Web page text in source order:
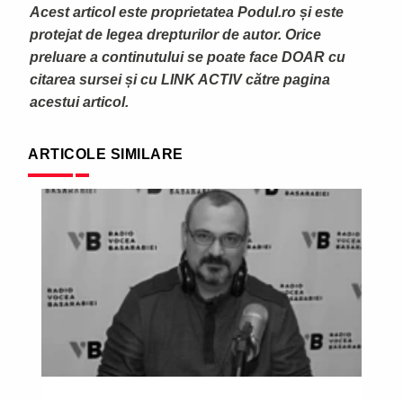
Acest articol este proprietatea Podul.ro și este
protejat de legea drepturilor de autor. Orice
preluare a continutului se poate face DOAR cu
citarea sursei și cu LINK ACTIV către pagina
acestui articol.
ARTICOLE SIMILARE